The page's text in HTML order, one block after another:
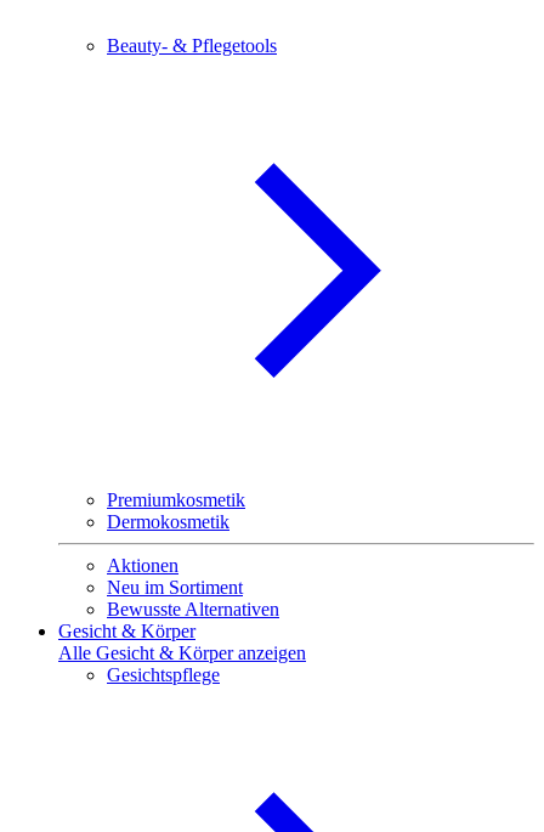
Beauty- & Pflegetools
Premiumkosmetik
Dermokosmetik
Aktionen
Neu im Sortiment
Bewusste Alternativen
Gesicht & Körper
Alle Gesicht & Körper anzeigen
Gesichtspflege